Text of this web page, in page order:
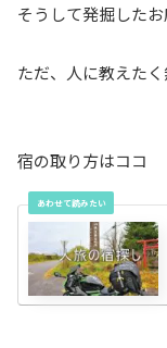
そうして発掘したお
ただ、人に教えたく
宿の取り方はココ